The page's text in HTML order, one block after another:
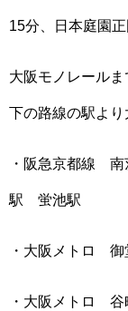
15分、日本庭園正
大阪モノレール
下の路線の駅より
・阪急京都線
駅 蛍池駅
・大阪メトロ
・大阪メトロ